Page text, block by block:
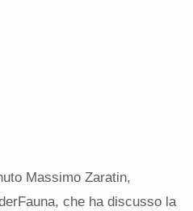
Massimo Zaratin,
che ha discusso la